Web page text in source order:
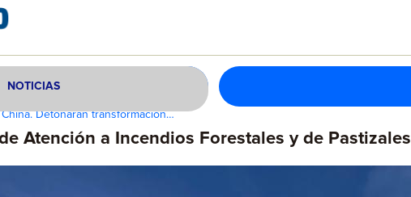
NOTICIAS
Detonarán transformación…
Atención a Incendios Forestales y de Pastizales